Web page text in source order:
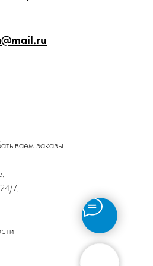
заказы
7.